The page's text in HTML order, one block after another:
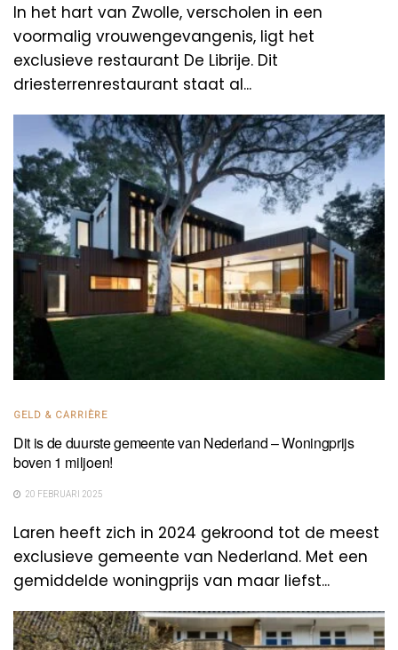
In het hart van Zwolle, verscholen in een
voormalig vrouwengevangenis, ligt het
exclusieve restaurant De Librije. Dit
driesterrenrestaurant staat al...
GELD & CARRIÈRE
Dit is de duurste gemeente van Nederland – Woningprijs
boven 1 miljoen!
20 FEBRUARI 2025
Laren heeft zich in 2024 gekroond tot de meest
exclusieve gemeente van Nederland. Met een
gemiddelde woningprijs van maar liefst...